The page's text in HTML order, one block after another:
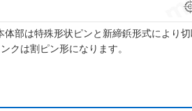
体部は特殊形状ピンと新締鋲形式により
クは割ピン形になります。